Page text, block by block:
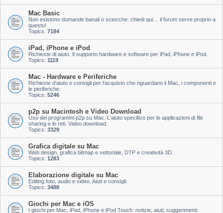
Mac Basic
Non esistono domande banali o sciocche: chiedi qui… il forum serve proprio a
questo!
Topics: 7184
iPad, iPhone e iPod
Richieste di aiuto. Il supporto hardware e software per iPad, iPhone e iPod.
Topics: 1119
Mac - Hardware e Periferiche
Richieste d'aiuto e consigli per l'acquisto che riguardano il Mac, i componenti e
le periferiche.
Topics: 5246
p2p su Macintosh e Video Download
Uso dei programmi p2p su Mac. L'aiuto specifico per le applicazioni di file
sharing e le reti. Video download.
Topics: 3329
Grafica digitale su Mac
Web design, grafica bitmap e vettoriale, DTP e creatività 3D.
Topics: 1283
Elaborazione digitale su Mac
Editing foto, audio e video. Aiuti e consigli.
Topics: 3488
Giochi per Mac e iOS
I giochi per Mac, iPad, iPhone e iPod Touch: notizie, aiuti, suggerimenti.